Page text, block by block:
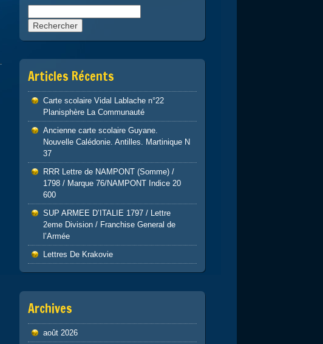
Articles Récents
Carte scolaire Vidal Lablache n°22
Planisphère La Communauté
Ancienne carte scolaire Guyane.
Nouvelle Calédonie. Antilles. Martinique N
37
RRR Lettre de NAMPONT (Somme) /
1798 / Marque 76/NAMPONT Indice 20
600
SUP ARMEE D’ITALIE 1797 / Lettre
2eme Division / Franchise General de
l’Armée
Lettres De Krakovie
Archives
août 2026